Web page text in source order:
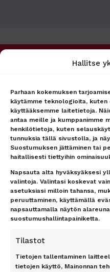
Hallitse
Parhaan kokemuksen
käytämme teknologioita,
käyttääksemme laitetietoja.
antaa meille ja kumppanimme
henkilötietoja, kuten
tunnuksia tällä sivustolla, ja
Suostumuksen jättäminen tai
haitallisesti tiettyihin
Napsauta alta hyväksyäksesi
valintoja. Valintasi koskevat
asetuksiasi milloin tahansa,
peruuttaminen, käyttämällä
napsauttamalla näytön
suostumushallintapainiketta.
Tilastot
Tietojen tallentaminen
tietojen käyttö, Mainonnan
Lento + hotelli
Lennot
Hotellit
Lähetä tarjouspyyntö
lennoista/hotellista –
vastaamme nopeasti
Lentokenttäkuljetus
Matkatavarat
Lentokenttäpysäköinti
Lounge-palvelut
Lahjakortti
Matkarahoitus
Uutiskirje
TOP 11 RANTA